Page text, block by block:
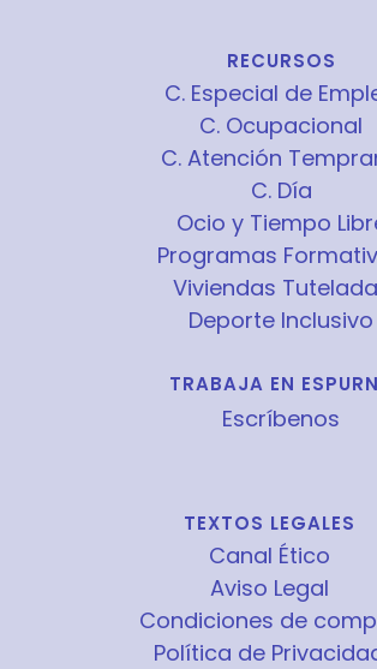
RECURSOS
C. Especial de
C. Ocupacional
C. Atención
C. Día
Ocio y Tiempo
Programas
Viviendas
Deporte Inclusivo
TRABAJA EN
Escríbenos
TEXTOS LEGALES
Canal Ético
Aviso Legal
Condiciones de
Política de